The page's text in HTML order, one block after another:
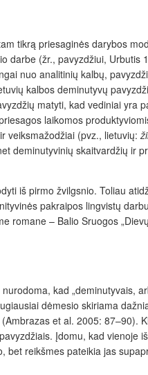
tikrą priesaginės darybos
darbe (žr., pavyzdžiui, Urbutis
nuo analitinių kalbų,
kalbos deminutyvų
matyti, kad vediniai yra
laikomos
veiksmažodžiai (pvz., lietuvių:
deminutyvinių skaitvardžių ir
iš pirmo žvilgsnio. Toliau
pakraipos lingvistų
romane – Balio Sruogos
kad „deminutyvais,
dėmesio skiriama
et al. 2005: 87–90).
Įdomu, kad vienoje
reikšmes pateikia jas